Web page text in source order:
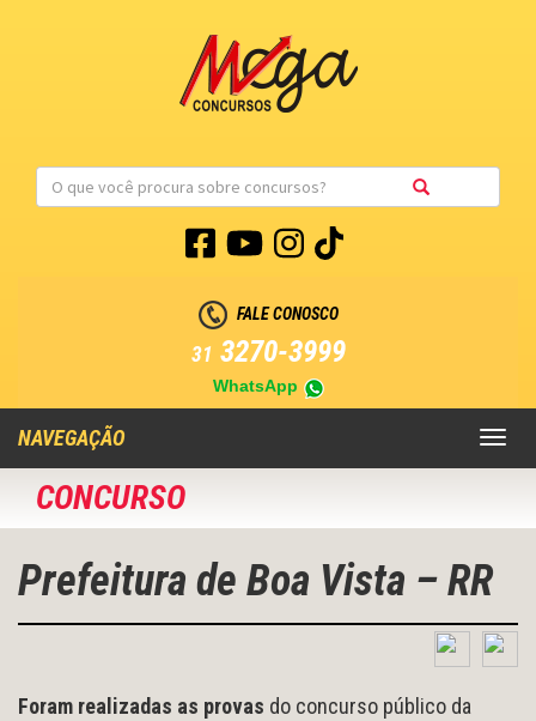
FALE CONOSCO
31 3270-3999
WhatsApp
Toggle
NAVEGAÇÃO
CONCURSO
Prefeitura de Boa Vista – RR
Foram realizadas as provas do concurso público da